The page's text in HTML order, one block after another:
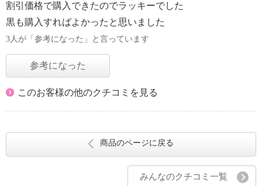
割引価格で購入できたのでラッキーでした
黒も購入すればよかったと思いました
3人が「参考になった」と言っています
参考になった
このお客様の他のクチコミを見る
商品のページに戻る
みんなのクチコミ一覧